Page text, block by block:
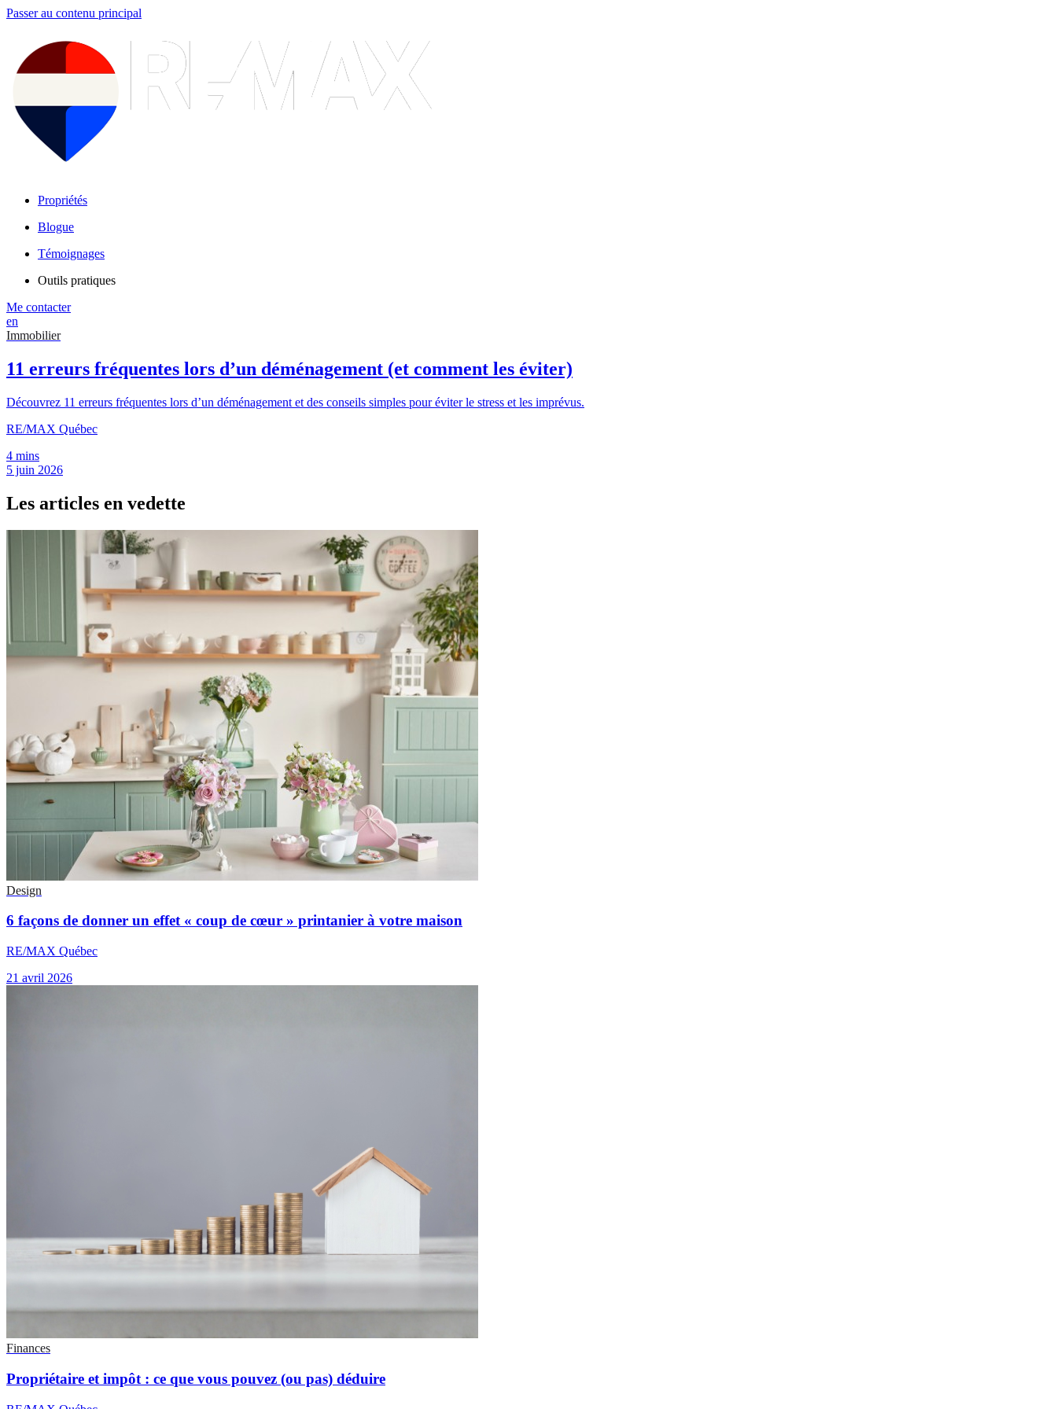
Passer au contenu principal
Propriétés
Blogue
Témoignages
Outils pratiques
Me contacter
en
Immobilier
11 erreurs fréquentes lors d’un déménagement (et comment les éviter)
Découvrez 11 erreurs fréquentes lors d’un déménagement et des conseils simples pour éviter le stress et les imprévus.
RE/MAX Québec
4 mins
5 juin 2026
Les articles en vedette
Design
6 façons de donner un effet « coup de cœur » printanier à votre maison
RE/MAX Québec
21 avril 2026
Finances
Propriétaire et impôt : ce que vous pouvez (ou pas) déduire